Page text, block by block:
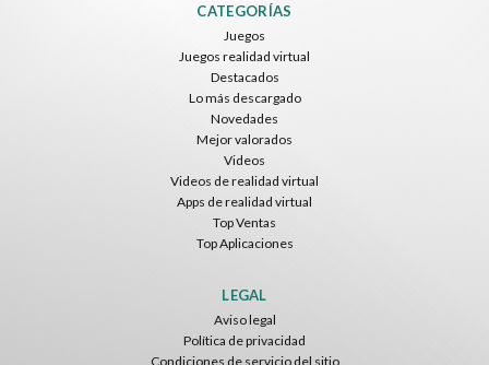
Gratis
Nvía
Gratis
CATEGORÍAS
Juegos
Juegos realidad virtual
Destacados
Lo más descargado
Novedades
Mejor valorados
Videos
Videos de realidad virtual
Apps de realidad virtual
Top Ventas
Top Aplicaciones
LEGAL
Aviso legal
Política de privacidad
Condiciones de servicio del sitio